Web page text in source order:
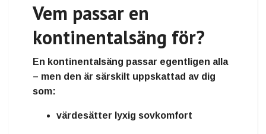
Vem passar en
kontinentalsäng för?
En kontinentalsäng passar egentligen alla
– men den är särskilt uppskattad av dig
som:
värdesätter lyxig sovkomfort